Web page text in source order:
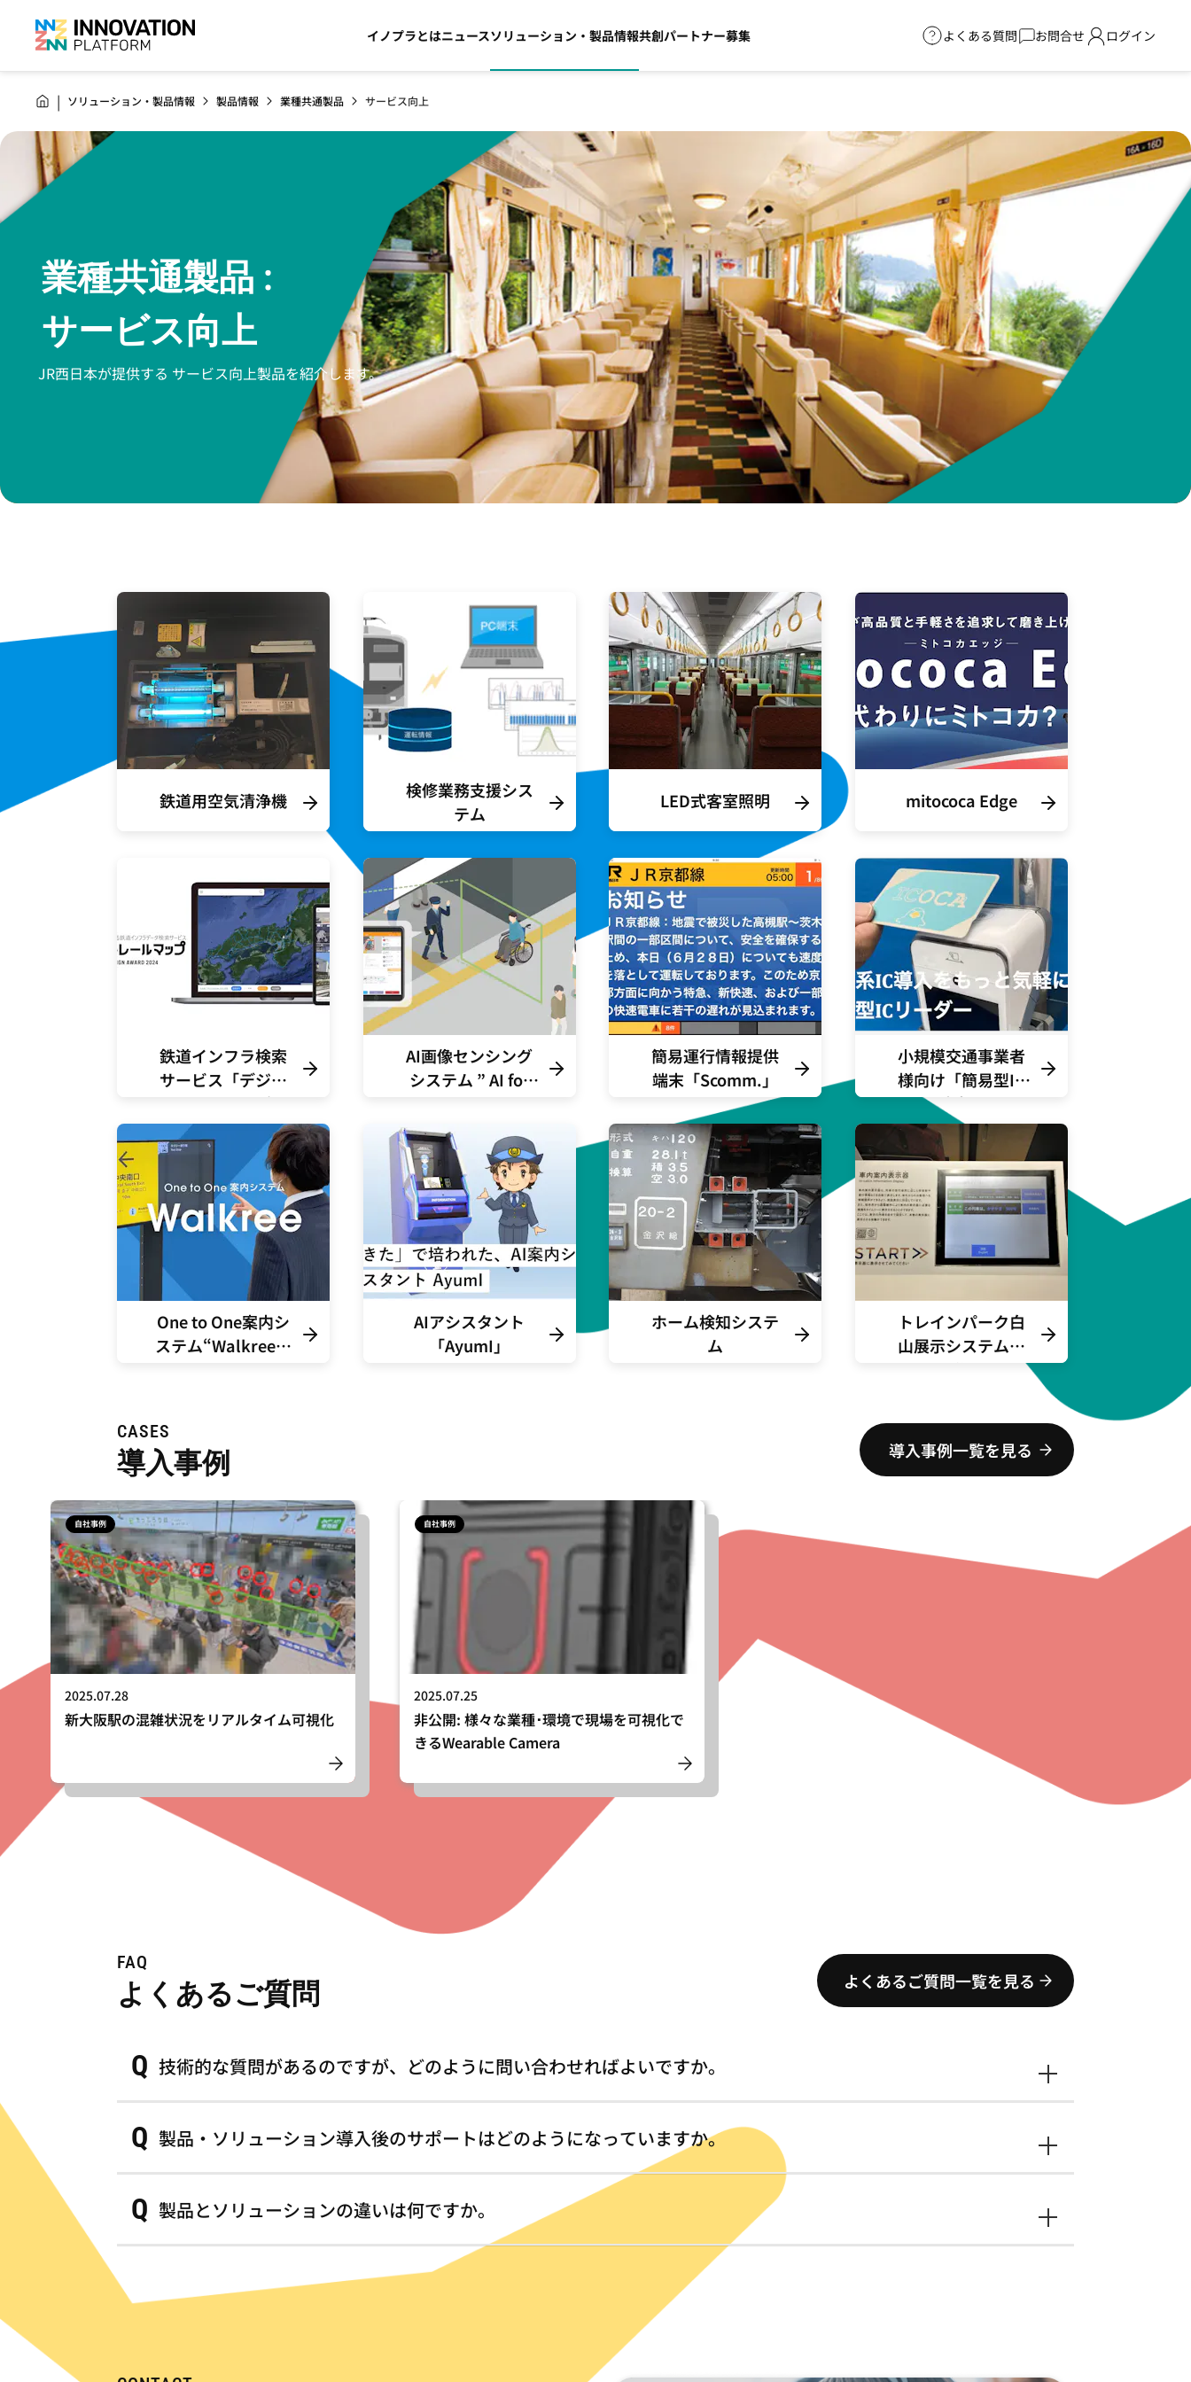
イノプラとはニュースソリューション・製品情報共創パートナー募集 よくある質問 お問合せ ログイン
ソリューション・製品情報 製品情報 業種共通製品 サービス向上
業種共通製品 :
サービス向上
JR西日本が提供する サービス向上製品を紹介します。
鉄道用空気清浄機
検修業務支援シス
テム
LED式客室照明 mitococa Edge
鉄道インフラ検索
サービス「デジタ
ルレールマップ」
AI画像センシング
システム ” AI for
System”のご紹介
簡易運行情報提供
端末「Scomm.」
小規模交通事業者
様向け「簡易型IC
端末」
One to One案内シ
ステム“Walkree…
AIアシスタント
「AyumI」
ホーム検知システ
ム
トレインパーク白
山展示システム製
CASES
導入事例 導入事例一覧を見る
自社事例
2025.07.28
新大阪駅の混雑状況をリアルタイム可視化
自社事例
2025.07.25
非公開: 様々な業種･環境で現場を可視化で
きるWearable Camera
FAQ
よくあるご質問 よくあるご質問一覧を見る
Q 技術的な質問があるのですが、どのように問い合わせればよいですか。
A 頂けるとスムーズに確認させて頂きます。ご質問内容は担当部署にて確認し、ご回答いたします。なお、内容によってはご返信までに
Q 製品・ソリューション導入後のサポートはどのようになっていますか。
A
お問い合わせいただく製品・ソリューションやご契約内容によって異なりますので、詳しくは「お問い合わせフォーム」を通じてご連
絡ください。
Q 製品とソリューションの違いは何ですか。
製品は単体のものであり、ソリューションは複数の製品やサービスを組み合わせた包括的なものです。